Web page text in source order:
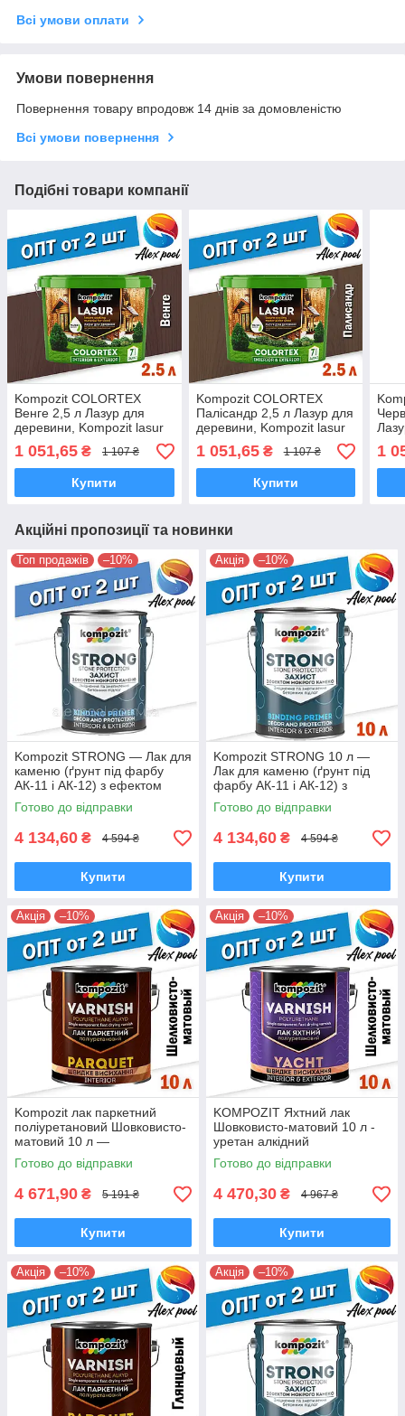
Всі умови оплати
Умови повернення
Повернення товару впродовж 14 днів за домовленістю
Всі умови повернення
Подібні товари компанії
Kompozit COLORTEX
Венге 2,5 л Лазур для
деревини, Kompozit lasur
colortex, Композит
коортекс
1 051,65 ₴ 1 107 ₴
Купити
Kompozit COLORTEX
Палісандр 2,5 л Лазур для
деревини, Kompozit lasur
colortex, Композит
коортекс
1 051,65₴ 1 107 ₴
Купити
1
Акційні пропозиції та новинки
Топ продажів –10%
Kompozit STRONG — Лак для
каменю (ґрунт під фарбу
АК-11 і АК-12) з ефектом
"мокрого каменю"
Готово до відправки
4 134,60 ₴ 4 594 ₴
Купити
Акція –10%
Kompozit STRONG 10 л —
Лак для каменю (ґрунт під
фарбу АК-11 і АК-12) з
ефектом "мокрого каменю"
Готово до відправки
4 134,60 ₴ 4 594 ₴
Купити
Акція –10%
Kompozit лак паркетний
поліуретановий Шовковисто-
матовий 10 л —
високоміцний
алкідноуретановий
Готово до відправки
4 671,90 ₴ 5 191 ₴
Купити
Акція –10%
KOMPOZIT Яхтний лак
Шовковисто-матовий 10 л -
уретан алкідний
високоміцний
атмосферостійкий
Готово до відправки
4 470,30 ₴ 4 967 ₴
Купити
Акція –10% Акція –10%